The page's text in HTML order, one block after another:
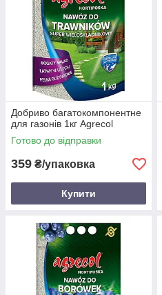
Добриво багатокомпонентне
для газонів 1кг Agrecol
Готово до відправки
359 ₴/упаковка
Купити